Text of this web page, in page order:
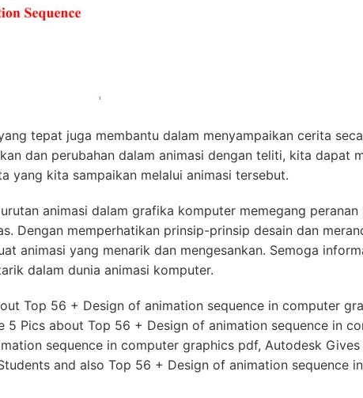
tepat juga membantu dalam menyampaikan cerita
dan perubahan dalam animasi dengan teliti, kita dapat
yang kita sampaikan melalui animasi tersebut.
animasi dalam grafika komputer memegang
Dengan memperhatikan prinsip-prinsip desain dan
animasi yang menarik dan mengesankan. Semoga
dalam dunia animasi komputer.
Top 56 + Design of animation sequence in computer
5 Pics about Top 56 + Design of animation sequence in
sequence in computer graphics pdf, Autodesk
and also Top 56 + Design of animation sequence